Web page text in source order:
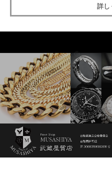
詳し